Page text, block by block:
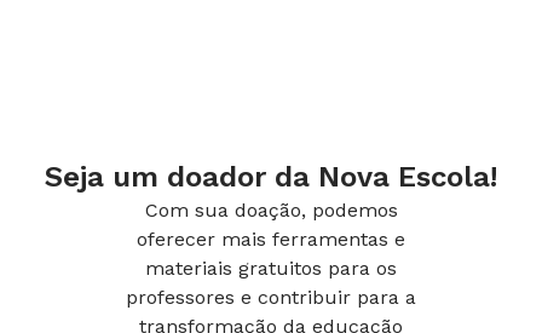
Seja um doador da Nova Escola!
Com sua doação, podemos
oferecer mais ferramentas e
materiais gratuitos para os
professores e contribuir para a
transformação da educação